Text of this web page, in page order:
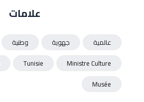
علامات
عالمية جهوية وطنية
Ministre Culture
Tunisie
Musée